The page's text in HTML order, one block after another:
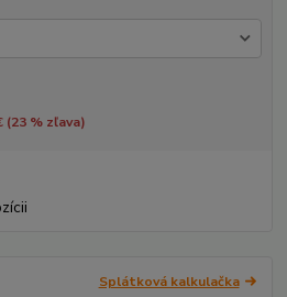
(23% zľava)
Splátková kalkulačka